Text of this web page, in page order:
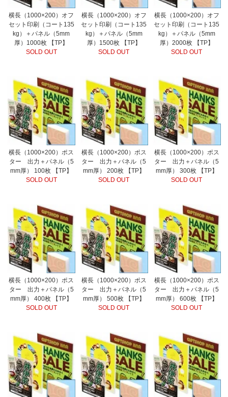
横長（1000×200）オフ
セット印刷（コート135
kg）＋パネル（5mm
厚）1000枚 【TP】
SOLD OUT
横長（1000×200）オフ
セット印刷（コート135
kg）＋パネル（5mm
厚）1500枚 【TP】
SOLD OUT
横長（1000×200）オフ
セット印刷（コート135
kg）＋パネル（5mm
厚）2000枚 【TP】
SOLD OUT
横長（1000×200）ポス
ター 出力＋パネル（5
mm厚） 100枚 【TP】
SOLD OUT
横長（1000×200）ポス
ター 出力＋パネル（5
mm厚） 200枚 【TP】
SOLD OUT
横長（1000×200）ポス
ター 出力＋パネル（5
mm厚） 300枚 【TP】
SOLD OUT
横長（1000×200）ポス
ター 出力＋パネル（5
mm厚） 400枚 【TP】
SOLD OUT
横長（1000×200）ポス
ター 出力＋パネル（5
mm厚） 500枚 【TP】
SOLD OUT
横長（1000×200）ポス
ター 出力＋パネル（5
mm厚） 600枚 【TP】
SOLD OUT